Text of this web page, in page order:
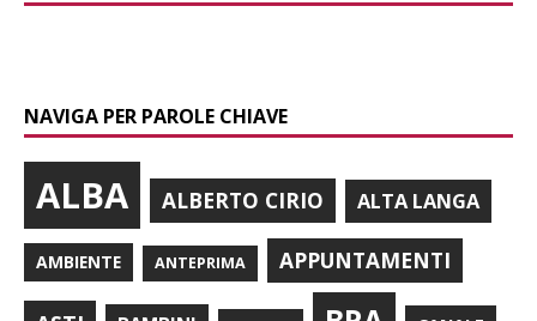
NAVIGA PER PAROLE CHIAVE
ALBA ALBERTO CIRIO ALTA LANGA
AMBIENTE ANTEPRIMA APPUNTAMENTI